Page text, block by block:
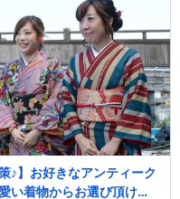
♪】お好きなアンティーク
い着物からお選び頂けま